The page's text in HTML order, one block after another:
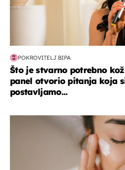
POKROVITELJ BIPA
Što je stvarno potrebno
panel otvorio pitanja koja
postavljamo...
moda & ljepota